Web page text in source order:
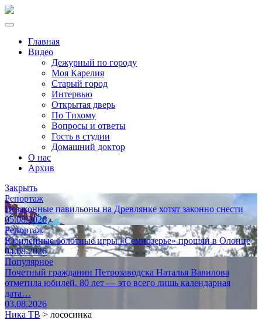
Главная
Видео
Дежурный по городу
Моя Карелия
Старый город
Интервью
Открытая дверь
По Тихому
Вопросы и ответы
Гость в студии
Домашний доктор
О нас
Архив
Закрыть
Репортаж
Незаконные павильоны на Древлянке хотят законно снести
05.08.2026
Репортаж
Юбилейные болотные игры «Семиозерье» прошли в Олонце
04.08.2026
Популярное
Почетный гражданин Петрозаводска Наталья Вавилова
отметила юбилей. 80 лет — это всего лишь календарная
дата…
03.08.2026
Ника ТВ > лососинка